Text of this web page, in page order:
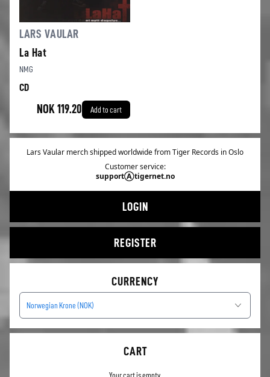
LARS VAULAR
La Hat
NMG
CD
NOK 119.20 Add to cart
Lars Vaular merch shipped worldwide from Tiger Records in Oslo
Customer service:
supportⒶtigernet.no
LOGIN
REGISTER
CURRENCY
Norwegian Krone (NOK)
CART
Your cart is empty.